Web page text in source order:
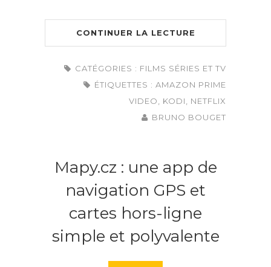
CONTINUER LA LECTURE
CATÉGORIES : FILMS SÉRIES ET TV
ÉTIQUETTES : AMAZON PRIME
VIDEO
KODI
NETFLIX
BRUNO BOUGET
Mapy.cz : une app de
navigation GPS et
cartes hors-ligne
simple et polyvalente